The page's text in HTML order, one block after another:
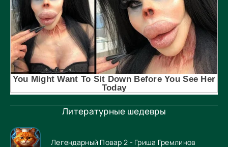
Литературные шедевры
Легендарный Повар 2 - Гриша Гремлинов